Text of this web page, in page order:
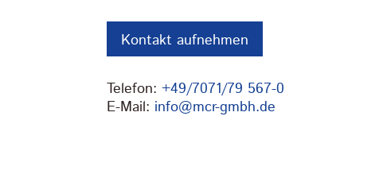
Kontakt aufnehmen
Telefon:+49/7071/79 567-0
E-Mail: info@mcr-gmbh.de